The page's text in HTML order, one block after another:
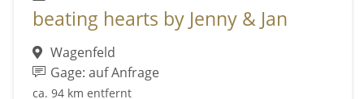
beating hearts by Jenny & Jan
Wagenfeld
Gage: auf Anfrage
ca. 94 km entfernt